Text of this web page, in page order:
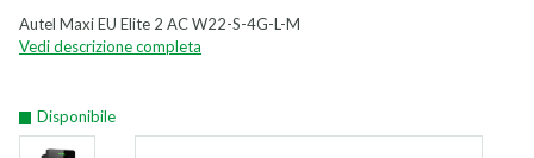
Autel Maxi EU Elite 2 AC W22-S-4G-L-M
Vedi descrizione completa
Disponibile